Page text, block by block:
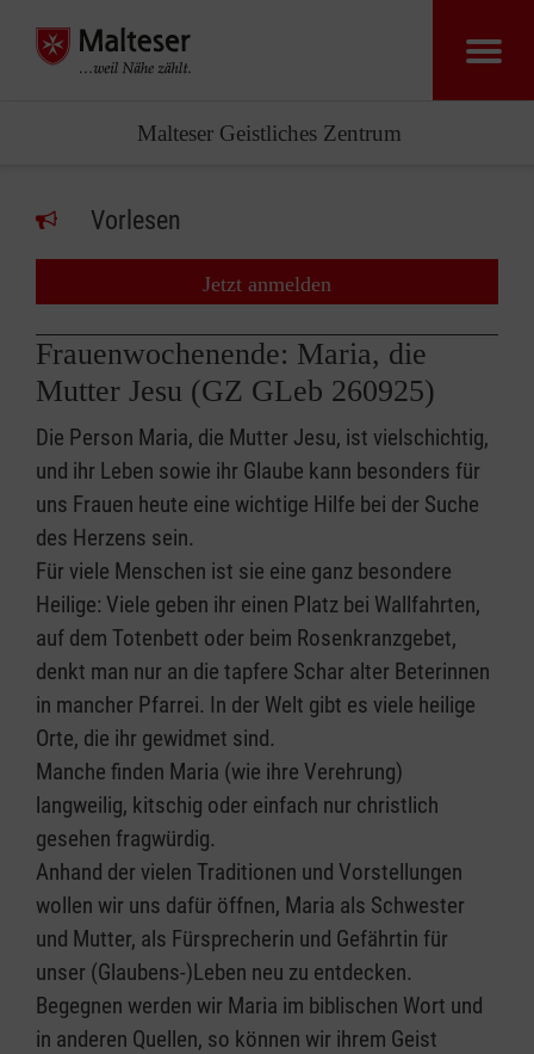
Malteser Geistliches Zentrum
Vorlesen
Jetzt anmelden
Frauenwochenende: Maria, die
Mutter Jesu (GZ GLeb 260925)
Die Person Maria, die Mutter Jesu, ist vielschichtig,
und ihr Leben sowie ihr Glaube kann besonders für
uns Frauen heute eine wichtige Hilfe bei der Suche
des Herzens sein.
Für viele Menschen ist sie eine ganz besondere
Heilige: Viele geben ihr einen Platz bei Wallfahrten,
auf dem Totenbett oder beim Rosenkranzgebet,
denkt man nur an die tapfere Schar alter Beterinnen
in mancher Pfarrei. In der Welt gibt es viele heilige
Orte, die ihr gewidmet sind.
Manche finden Maria (wie ihre Verehrung)
langweilig, kitschig oder einfach nur christlich
gesehen fragwürdig.
Anhand der vielen Traditionen und Vorstellungen
wollen wir uns dafür öffnen, Maria als Schwester
und Mutter, als Fürsprecherin und Gefährtin für
unser (Glaubens-)Leben neu zu entdecken.
Begegnen werden wir Maria im biblischen Wort und
in anderen Quellen, so können wir ihrem Geist